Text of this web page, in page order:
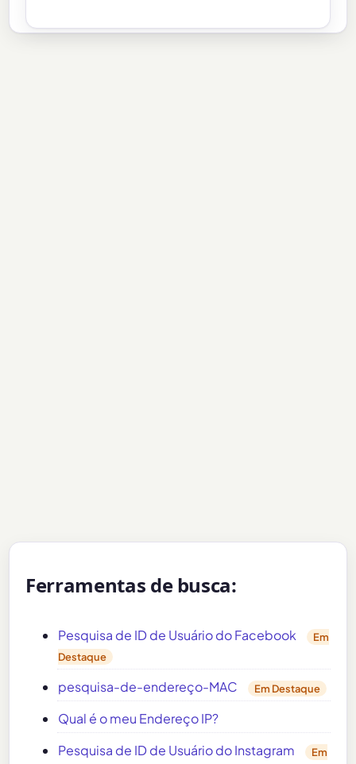
Ferramentas de busca:
Pesquisa de ID de Usuário do Facebook
Em
Destaque
pesquisa-de-endereço-MAC Em Destaque
Qual é o meu Endereço IP?
Pesquisa de ID de Usuário do Instagram
Em